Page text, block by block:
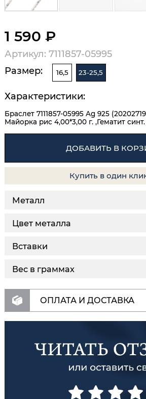
1 590 ₽
Артикул: 7111857-05995
Размер:
16,5 23-25,5
Характеристики:
Браслет 7111857-05995 Ag 925
Майорка рис 4,00*3,00 г. ,Гематит синт.
ДОБАВИТЬ В
Купить в один
Металл
Цвет металла
Вставки
Вес в граммах
ОПЛАТА И ДОСТАВКА